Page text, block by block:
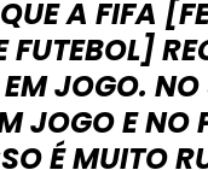
A FIFA
FUTEBOL]
JOGO. NO
JOGO E
É MUITO